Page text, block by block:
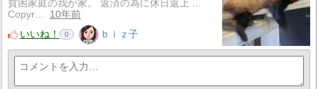
貧困家庭の我が家。 返済の為に休日返上 ...
Copyr…
10年前
いいね！
0 ｂｉｚ子